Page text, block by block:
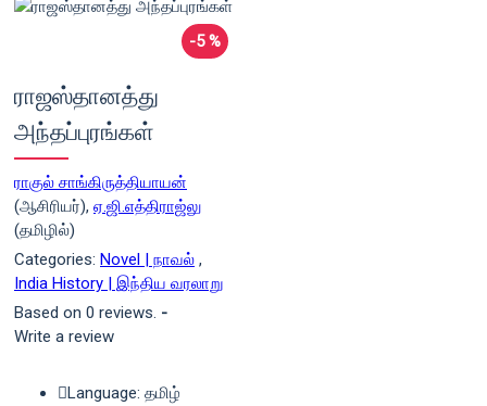
-5 %
ராஜஸ்தானத்து
அந்தப்புரங்கள்
ராகுல் சாங்கிருத்தியாயன்
(ஆசிரியர்), ஏ.ஜி.எத்திராஜ்லு
(தமிழில்)
Categories: Novel | நாவல் ,
India History | இந்திய வரலாறு
Based on 0 reviews. -
Write a review
Language: தமிழ்